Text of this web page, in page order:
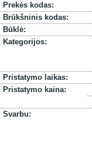
Prekės kodas:
Brūkšninis kodas:
Būklė:
Kategorijos:
Pristatymo laikas:
Pristatymo kaina:
Svarbu: